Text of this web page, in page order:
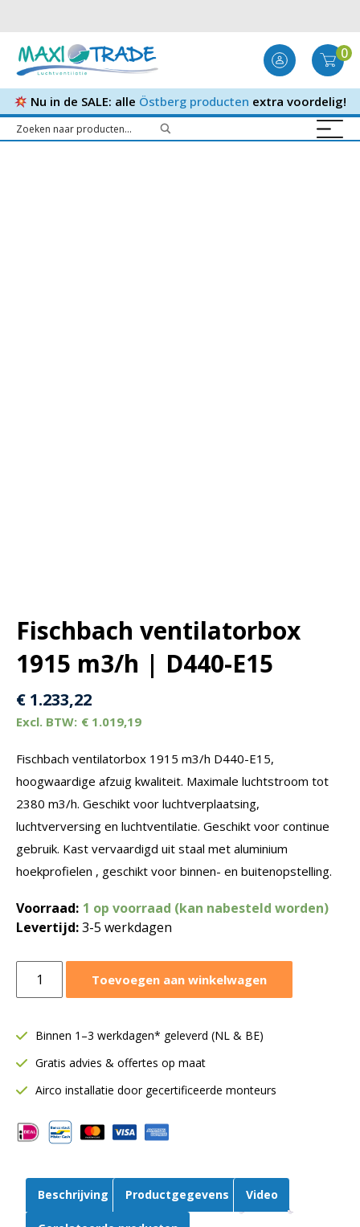
0
Nu in de SALE: alle Östberg producten extra voordelig!
Fischbach ventilatorbox
1915 m3/h | D440-E15
€ 1.233,22
€ 1.019,19
Fischbach ventilatorbox 1915 m3/h D440-E15,
hoogwaardige afzuig kwaliteit. Maximale luchtstroom tot
2380 m3/h. Geschikt voor luchtverplaatsing,
luchtverversing en luchtventilatie. Geschikt voor continue
gebruik. Kast vervaardigd uit staal met aluminium
hoekprofielen , geschikt voor binnen- en buitenopstelling.
Voorraad: 1 op voorraad (kan nabesteld worden)
Levertijd:3-5 werkdagen
ventilatorbox
m3/h
D440-
E15
Toevoegen aan winkelwagen
Binnen 1–3 werkdagen* geleverd (NL & BE)
Gratis advies & offertes op maat
Airco installatie door gecertificeerde monteurs
Beschrijving Productgegevens Video